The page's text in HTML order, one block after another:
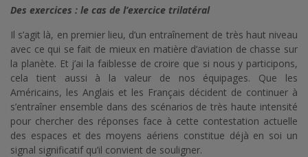
Des exercices : le cas de l’exercice trilatéral
Il s’agit là, en premier lieu, d’un entraînement de très haut niveau
avec ce qui se fait de mieux en matière d’aviation de chasse sur
la planète. Et j’ai la faiblesse de croire que si nous y participons,
cela tient aussi à la valeur de nos équipages. Que les
Américains, les Anglais et les Français décident de continuer à
s’entraîner ensemble dans des scénarios de très haute intensité
pour chercher des réponses face à cette contestation actuelle
des espaces et des moyens aériens constitue déjà en soi un
signal significatif qu’il convient de souligner.